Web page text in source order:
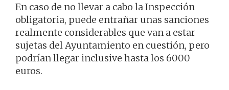
En caso de no llevar a cabo la Inspección
obligatoria, puede entrañar unas sanciones
realmente considerables que van a estar
sujetas del Ayuntamiento en cuestión, pero
podrían llegar inclusive hasta los 6000
euros.